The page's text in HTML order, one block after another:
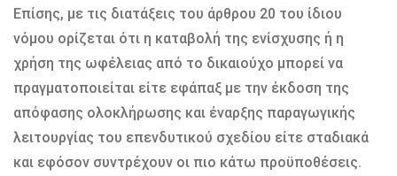
Επίσης, με τις διατάξεις του άρθρου 20 του ίδιου
νόμου ορίζεται ότι η καταβολή της ενίσχυσης ή η
χρήση της ωφέλειας από το δικαιούχο μπορεί να
πραγματοποιείται είτε εφάπαξ με την έκδοση της
απόφασης ολοκλήρωσης και έναρξης παραγωγικής
λειτουργίας του επενδυτικού σχεδίου είτε σταδιακά
και εφόσον συντρέχουν οι πιο κάτω προϋποθέσεις.